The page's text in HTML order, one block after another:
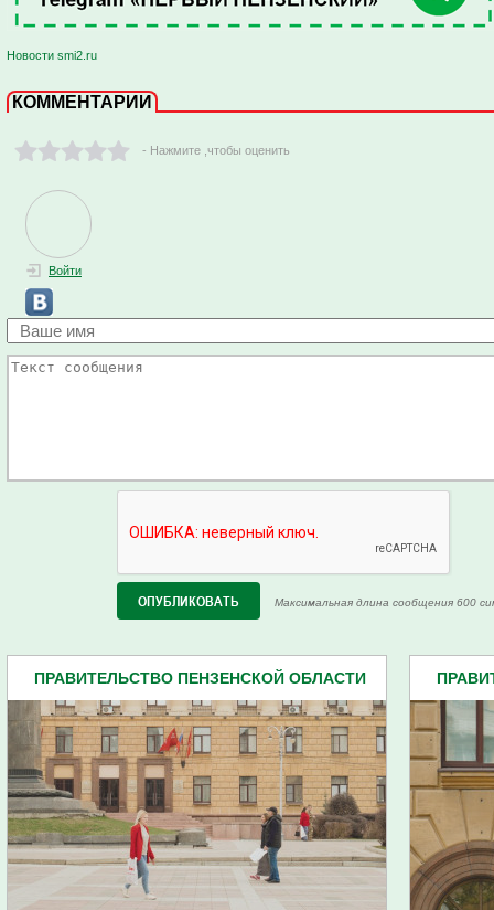
Новости smi2.ru
КОММЕНТАРИИ
- Нажмите ,чтобы оценить
Войти
Максимальная длина сообщения 600
ПРАВИТЕЛЬСТВО ПЕНЗЕНСКОЙ ОБЛАСТИ